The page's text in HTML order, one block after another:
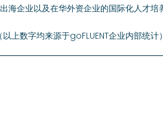
海企业以及在华外资企业的国际化人才
上数字均来源于goFLUENT企业内部统计）